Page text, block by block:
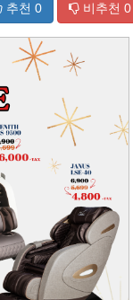
추천 0 비추천 0